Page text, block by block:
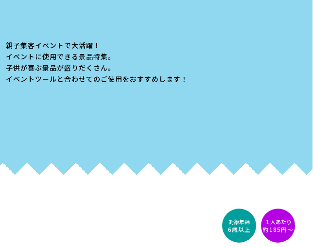
親子集客イベントで大活躍！
イベントに使用できる景品特集。
子供が喜ぶ景品が盛りだくさん。
イベントツールと合わせてのご使用をおすすめします！
対象年齢
6歳以上
１人あたり
約185円〜